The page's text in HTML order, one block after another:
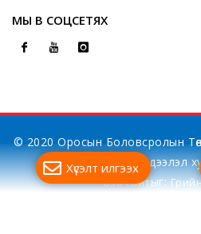
МЫ В СОЦСЕТЯХ
© 2020 Оросын Боловсролын
хамгаалагдсан. Мэдээлэл
Вэб сайтыг:
Хүсэлт илгээх